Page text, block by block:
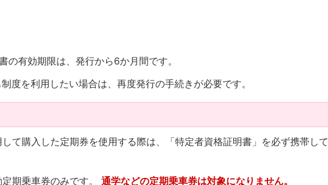
の有効期限は、発行から6か月間です。
度を利用したい場合は、再度発行の手続きが必要です。
して購入した定期券を使用する際は、「特定者資格証明書」を必ず携帯して
期乗車券のみです。 通学などの定期乗車券は対象になりません。